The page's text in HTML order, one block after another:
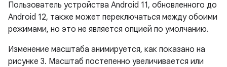
Пользователь устройства Android 11, обновленного до
Android 12, также может переключаться между обоими
режимами, но это не является опцией по умолчанию.
Изменение масштаба анимируется, как показано на
рисунке 3. Масштаб постепенно увеличивается или